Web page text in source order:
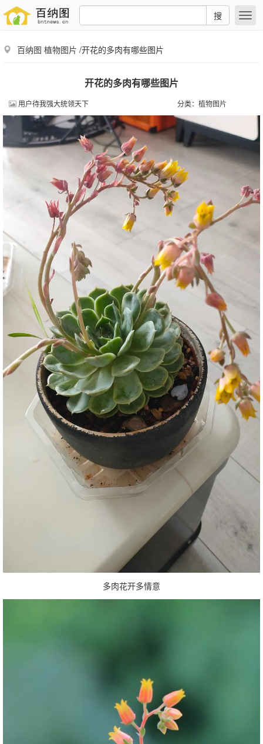
搜
百纳图 植物图片 /开花的多肉有哪些图片
开花的多肉有哪些图片
用户待我强大统领天下 分类： 植物图片
多肉花开多情意